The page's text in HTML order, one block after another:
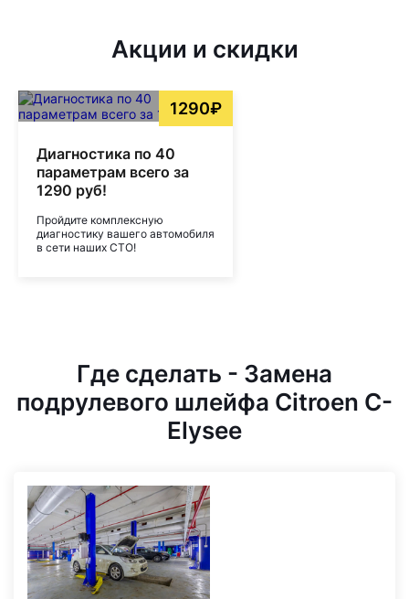
Акции и скидки
1290₽
Диагностика по 40
параметрам всего за
1290 руб!
Пройдите комплексную
диагностику вашего автомобиля
в сети наших СТО!
Где сделать - Замена
подрулевого шлейфа Citroen C-
Elysee